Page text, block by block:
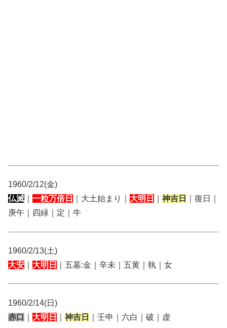
1960/2/12(金)
仏滅
一粒万倍日 ｜大土始まり｜ 大明日 神吉日
｜復日｜
庚午｜四緑｜定｜牛
1960/2/13(土)
大安
大明日 ｜五墓:金｜辛未｜五黄｜執｜女
1960/2/14(日)
赤口
大明日 神吉日 ｜壬申｜六白｜破｜虚